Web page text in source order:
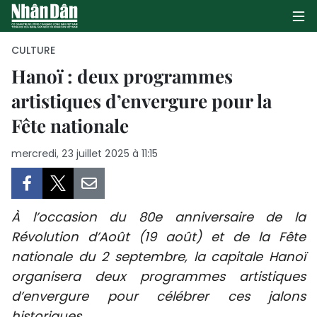
PAGE D'ACCUEIL
POLITIQUE
CULTURE
TOURISME
ENVIRONNEMENT
CULTURE
Hanoï : deux programmes
artistiques d’envergure pour la
Fête nationale
mercredi, 23 juillet 2025 à 11:15
À l’occasion du 80e anniversaire de la
Révolution d’Août (19 août) et de la Fête
nationale du 2 septembre, la capitale Hanoï
organisera deux programmes artistiques
d’envergure pour célébrer ces jalons